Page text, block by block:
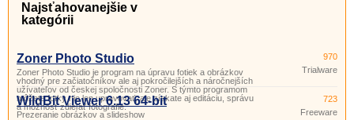
Najsťahovanejšie v
kategórii
Zoner Photo Studio
Zoner Photo Studio je program na úpravu fotiek a obrázkov
vhodný pre začiatočníkov ale aj pokročilejších a náročnejších
užívateľov od českej spoločnosti Zoner. S týmto programom
môžete fotky nie len upravovať, ale získate aj editáciu, správu
a možnosť zdieľať fotografie.
970
Trialware
WildBit Viewer 6.13 64-bit
Prezeranie obrázkov a slideshow
723
Freeware